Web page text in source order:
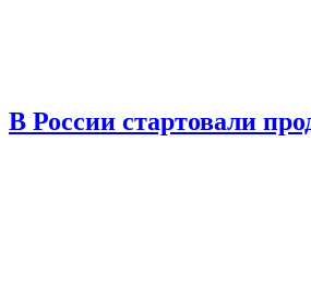
В России стартовали